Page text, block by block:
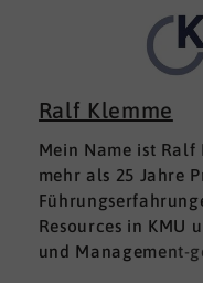
Ralf Klemme
Mein Name ist
mehr als 25 Jahre
Resources in KMU
und Management-